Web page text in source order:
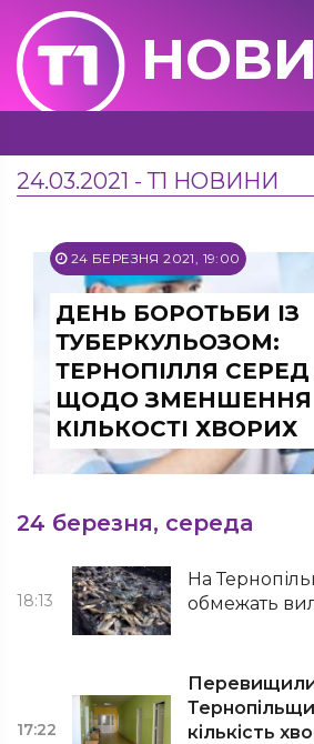
24.03.2021 - Т1 НОВИНИ
24 БЕРЕЗНЯ 2021, 19:00
ДЕНЬ БОРОТЬБИ ІЗ
ТУБЕРКУЛЬОЗОМ:
ТЕРНОПІЛЛЯ СЕРЕД
ЩОДО ЗМЕНШЕННЯ
КІЛЬКОСТІ ХВОРИХ
24 березня, середа
18:13
На
обмежать
17:22
Перевищили
кількість